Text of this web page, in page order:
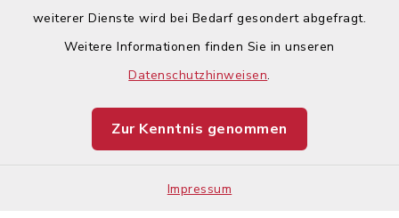
weiterer Dienste wird bei Bedarf gesondert abgefragt.
Weitere Informationen finden Sie in unseren
Datenschutzhinweisen.
Zur Kenntnis genommen
Impressum
Barrierefreiheit
Impressum
Sitemap